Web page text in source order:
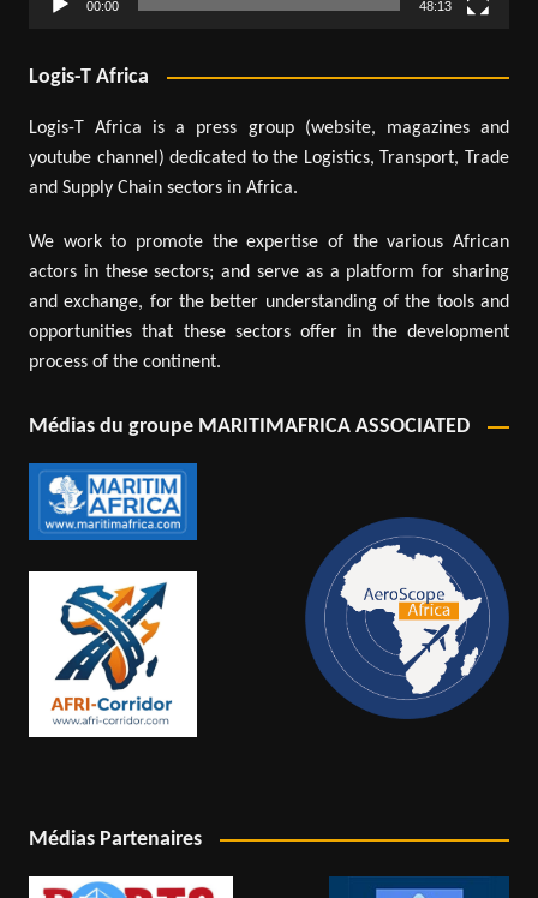
00:00 48:13
Logis-T Africa
Logis-T Africa is a press group (website, magazines and
youtube channel) dedicated to the Logistics, Transport, Trade
and Supply Chain sectors in Africa.
We work to promote the expertise of the various African
actors in these sectors; and serve as a platform for sharing
and exchange, for the better understanding of the tools and
opportunities that these sectors offer in the development
process of the continent.
Médias du groupe MARITIMAFRICA ASSOCIATED
Médias Partenaires